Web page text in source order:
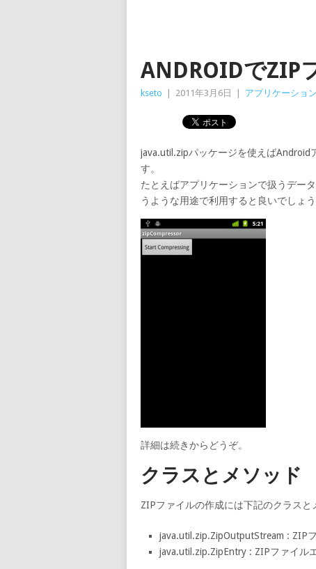
ANDROIDでZIP
kseto 2011年3月6日 アプリケーション
java.util.zipパッケージを使えばAndroid
す。
たとえばアプリケーションで扱うデー
うような用途で利用すると良いでしょう
詳細は続きからどうぞ。
クラスとメソッド
ZIPファイルの作成には下記のクラスと
java.util.zip.ZipOutputStream : ZIP
java.util.zip.ZipEntry : ZIPファイル